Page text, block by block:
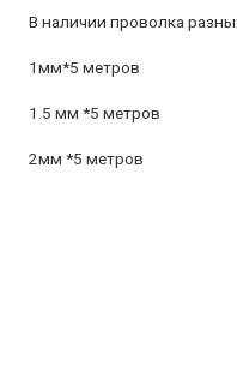
В наличии проволка
1мм*5 метров
1.5 мм *5 метров
2мм *5 метров